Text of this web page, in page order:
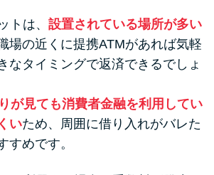
トは、 設置されている場所が多い
場の近くに提携ATMがあれば気軽
なタイミングで返済できるでしょ
が見ても消費者金融を利用してい
いため、周囲に借り入れがバレた
すめです。